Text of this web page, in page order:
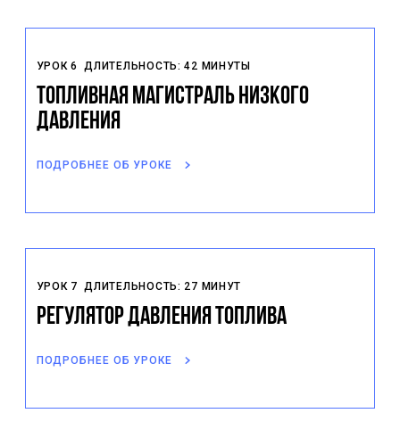
УРОК 6 ДЛИТЕЛЬНОСТЬ: 42 МИНУТЫ
Топливная магистраль низкого
давления
ПОДРОБНЕЕ ОБ УРОКЕ
УРОК 7 ДЛИТЕЛЬНОСТЬ: 27 МИНУТ
Регулятор давления топлива
ПОДРОБНЕЕ ОБ УРОКЕ